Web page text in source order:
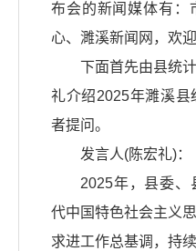
布会的新闻媒体有：
心、濉溪新闻网，欢
下面首先由县统
礼介绍2025年濉溪
者提问。
发言人(陈宏礼)：
2025年，县委、
代中国特色社会主义
求进工作总基调，持